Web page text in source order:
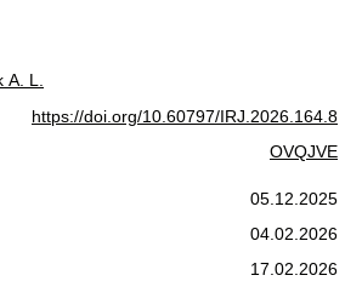
L.
https://doi.org/10.60797/IRJ.2026.164.8
OVQJVE
05.12.2025
04.02.2026
17.02.2026